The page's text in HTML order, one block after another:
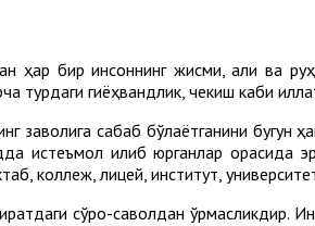
бир инсоннинг жисми, ақли ва
турдаги гиёҳвандлик, чекиш каби
заволига сабаб бўлаётганини бугун
истеъмол қилиб юрганлар орасида
коллеж, лицей, институт,
сўроқ-саволдан қўрқмасликдир.